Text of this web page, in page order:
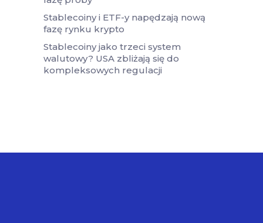
Stablecoiny i ETF-y napędzają nową
fazę rynku krypto
Stablecoiny jako trzeci system
walutowy? USA zbliżają się do
kompleksowych regulacji